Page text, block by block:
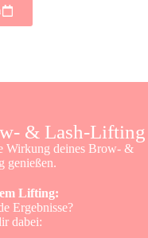
& Lash-Lifting
Wirkung deines Brow- &
genießen.
Lifting:
Ergebnisse?
dabei: